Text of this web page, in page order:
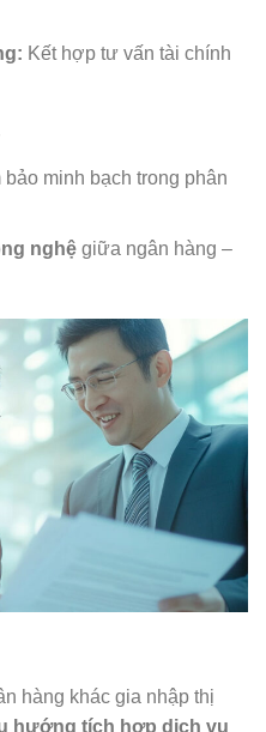
Kết hợp tư vấn tài chính
minh bạch trong phân
nghệgiữa ngân hàng –
hàng khác gia nhập thị
hướng tích hợp dịch vụ